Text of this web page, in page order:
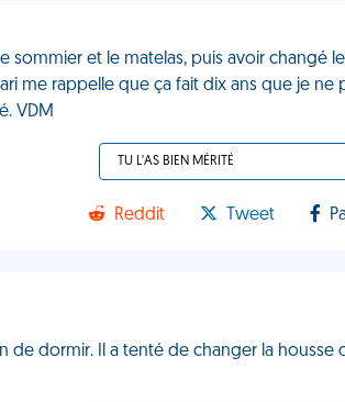
sommier et le matelas, puis avoir changé
me rappelle que ça fait dix ans que je ne
VDM
TU L'AS BIEN MÉRITÉ
Reddit Tweet
de dormir. Il a tenté de changer la housse